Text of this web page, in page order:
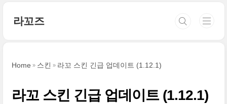
라꼬즈
Home 스킨 라꼬 스킨 긴급 업데이트 (1.12.1)
라꼬 스킨 긴급 업데이트 (1.12.1)